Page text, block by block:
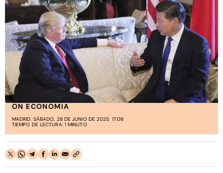
ON ECONOMIA
MADRID. SÁBADO, 28 DE JUNIO DE 2025. 17:08
TIEMPO DE LECTURA: 1 MINUTO